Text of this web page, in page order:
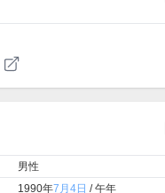
男性
1990年7月4日 / 午年